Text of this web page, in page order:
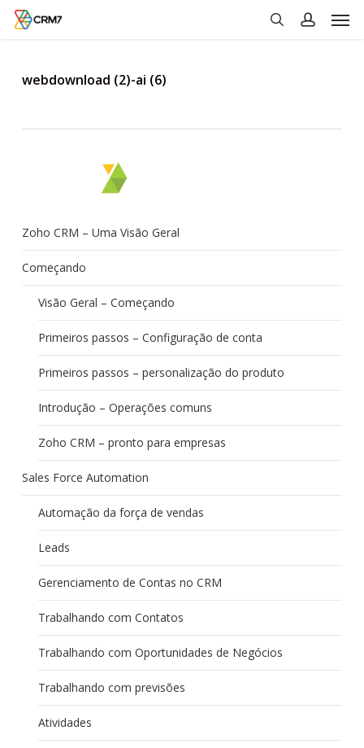
Skip
webdownload (2)-ai (6)
Zoho CRM – Uma Visão Geral
Começando
Visão Geral – Começando
Primeiros passos – Configuração de conta
Primeiros passos – personalização do produto
Introdução – Operações comuns
Zoho CRM – pronto para empresas
Sales Force Automation
Automação da força de vendas
Leads
Gerenciamento de Contas no CRM
Trabalhando com Contatos
Trabalhando com Oportunidades de Negócios
Trabalhando com previsões
Atividades